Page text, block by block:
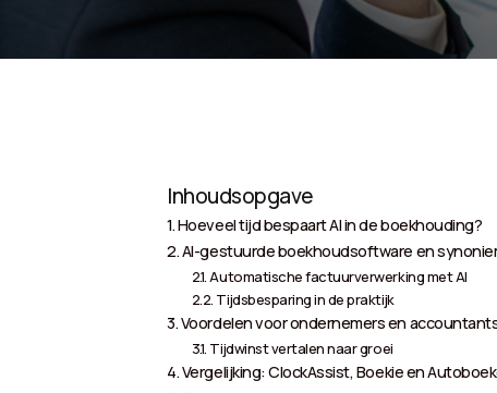
Inhoudsopgave
Hoeveel tijd bespaart AI in de boekhouding?
AI-gestuurde boekhoudsoftware en
Automatische factuurverwerking met AI
Tijdsbesparing in de praktijk
Voordelen voor ondernemers en
Tijdwinst vertalen naar groei
Vergelijking: ClockAssist, Boekie en